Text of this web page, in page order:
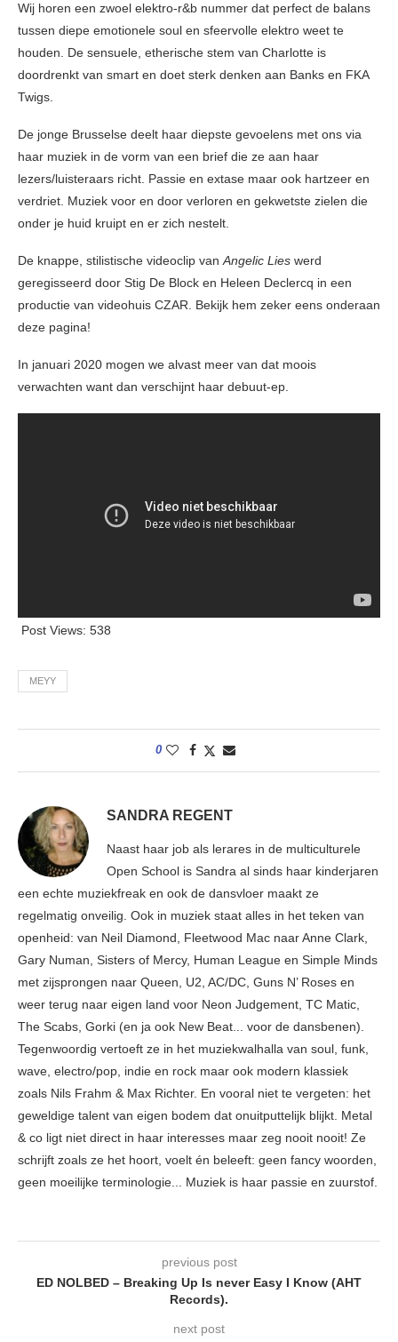
Wij horen een zwoel elektro-r&b nummer dat perfect de balans
tussen diepe emotionele soul en sfeervolle elektro weet te
houden. De sensuele, etherische stem van Charlotte is
doordrenkt van smart en doet sterk denken aan Banks en FKA
Twigs.
De jonge Brusselse deelt haar diepste gevoelens met ons via
haar muziek in de vorm van een brief die ze aan haar
lezers/luisteraars richt. Passie en extase maar ook hartzeer en
verdriet. Muziek voor en door verloren en gekwetste zielen die
onder je huid kruipt en er zich nestelt.
De knappe, stilistische videoclip vanAngelic Lies werd
geregisseerd door Stig De Block en Heleen Declercq in een
productie van videohuis CZAR. Bekijk hem zeker eens onderaan
deze pagina!
In januari 2020 mogen we alvast meer van dat moois
verwachten want dan verschijnt haar debuut-ep.
Post Views: 538
MEYY
0
SANDRA REGENT
Naast haar job als lerares in de multiculturele
Open School is Sandra al sinds haar kinderjaren
een echte muziekfreak en ook de dansvloer maakt ze
regelmatig onveilig. Ook in muziek staat alles in het teken van
openheid: van Neil Diamond, Fleetwood Mac naar Anne Clark,
Gary Numan, Sisters of Mercy, Human League en Simple Minds
met zijsprongen naar Queen, U2, AC/DC, Guns N’ Roses en
weer terug naar eigen land voor Neon Judgement, TC Matic,
The Scabs, Gorki (en ja ook New Beat... voor de dansbenen).
Tegenwoordig vertoeft ze in het muziekwalhalla van soul, funk,
wave, electro/pop, indie en rock maar ook modern klassiek
zoals Nils Frahm & Max Richter. En vooral niet te vergeten: het
geweldige talent van eigen bodem dat onuitputtelijk blijkt. Metal
& co ligt niet direct in haar interesses maar zeg nooit nooit! Ze
schrijft zoals ze het hoort, voelt én beleeft: geen fancy woorden,
geen moeilijke terminologie... Muziek is haar passie en zuurstof.
previous post
ED NOLBED – Breaking Up Is never Easy I Know (AHT
Records).
next post